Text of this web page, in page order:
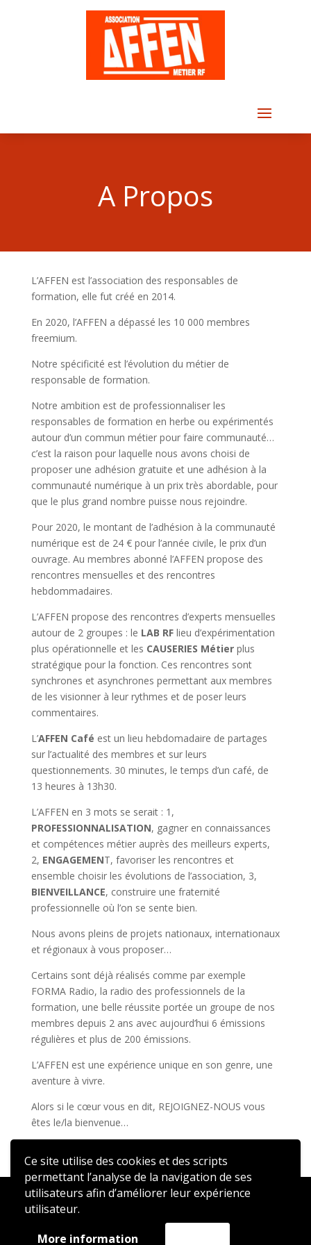
Ce site utilise des cookies et des scripts
permettant l’analyse de la navigation de ses
utilisateurs afin d’améliorer leur expérience
utilisateur.
More information
A Propos
L’AFFEN est l’association des responsables de
formation, elle fut créé en 2014.
En 2020, l’AFFEN a dépassé les 10 000 membres
freemium.
Notre spécificité est l’évolution du métier de
responsable de formation.
Notre ambition est de professionnaliser les
responsables de formation en herbe ou expérimentés
autour d’un commun métier pour faire communauté…
c’est la raison pour laquelle nous avons choisi de
proposer une adhésion gratuite et une adhésion à la
communauté numérique à un prix très abordable, pour
que le plus grand nombre puisse nous rejoindre.
Pour 2020, le montant de l’adhésion à la communauté
numérique est de 24 € pour l’année civile, le prix d’un
ouvrage. Au membres abonné l’AFFEN propose des
rencontres mensuelles et des rencontres
hebdommadaires.
L’AFFEN propose des rencontres d’experts mensuelles
autour de 2 groupes : le LAB RFlieu d’expérimentation
plus opérationnelle et les CAUSERIES Métierplus
stratégique pour la fonction. Ces rencontres sont
synchrones et asynchrones permettant aux membres
de les visionner à leur rythmes et de poser leurs
commentaires.
L’AFFEN Café est un lieu hebdomadaire de partages
sur l’actualité des membres et sur leurs
questionnements. 30 minutes, le temps d’un café, de
13 heures à 13h30.
L’AFFEN en 3 mots se serait : 1,
PROFESSIONNALISATION, gagner en connaissances
et compétences métier auprès des meilleurs experts,
2, ENGAGEMENT, favoriser les rencontres et
ensemble choisir les évolutions de l’association, 3,
BIENVEILLANCE, construire une fraternité
professionnelle où l’on se sente bien.
Nous avons pleins de projets nationaux, internationaux
et régionaux à vous proposer…
Certains sont déjà réalisés comme par exemple
FORMA Radio, la radio des professionnels de la
formation, une belle réussite portée un groupe de nos
membres depuis 2 ans avec aujourd’hui 6 émissions
régulières et plus de 200 émissions.
L’AFFEN est une expérience unique en son genre, une
aventure à vivre.
Alors si le cœur vous en dit, REJOIGNEZ-NOUS vous
êtes le/la bienvenue…
2020 © AFFEN – Réalisé par